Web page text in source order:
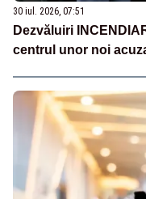
30 iul. 2026, 07:51
Dezvăluiri
centrul unor noi